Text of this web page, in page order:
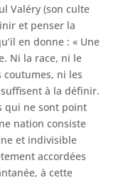
Valéry (son culte
et penser la
en donne : « Une
Ni la race, ni le
coutumes, ni les
à la définir.
qui ne sont point
nation consiste
et indivisible
accordées
à cette